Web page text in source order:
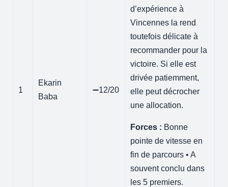
1
Ekarin
Baba
➖12/20
d’expérience à
Vincennes la rend
toutefois délicate à
recommander pour la
victoire. Si elle est
drivée patiemment,
elle peut décrocher
une allocation.
Forces : Bonne
pointe de vitesse en
fin de parcours • A
souvent conclu dans
les 5 premiers.